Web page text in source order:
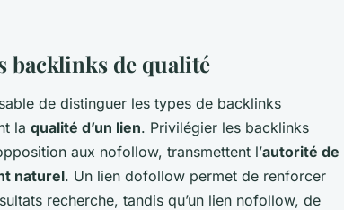
backlinks de qualité
de distinguer les types de backlinks
la qualité d’un lien. Privilégier les backlinks
aux nofollow, transmettent l’autorité de
naturel. Un lien dofollow permet de renforcer
recherche, tandis qu’un lien nofollow, de